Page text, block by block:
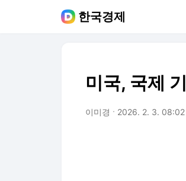
한국경제
미국, 국제
이미경 2026. 2. 3. 08:02